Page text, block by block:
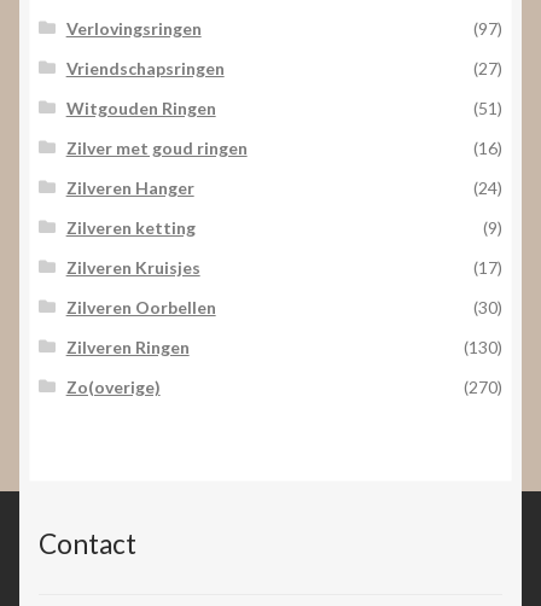
Verlovingsringen
(97)
Vriendschapsringen
(27)
Witgouden Ringen
(51)
Zilver met goud ringen
(16)
Zilveren Hanger
(24)
Zilveren ketting
(9)
Zilveren Kruisjes
(17)
Zilveren Oorbellen
(30)
Zilveren Ringen
(130)
Zo(overige)
(270)
Contact